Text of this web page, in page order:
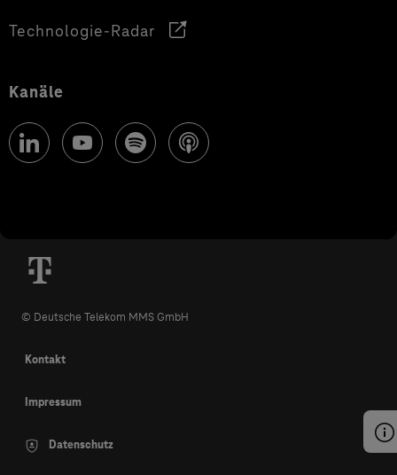
Technologie-Radar
Kanäle
© Deutsche Telekom MMS GmbH
Kontakt
Impressum
Datenschutz